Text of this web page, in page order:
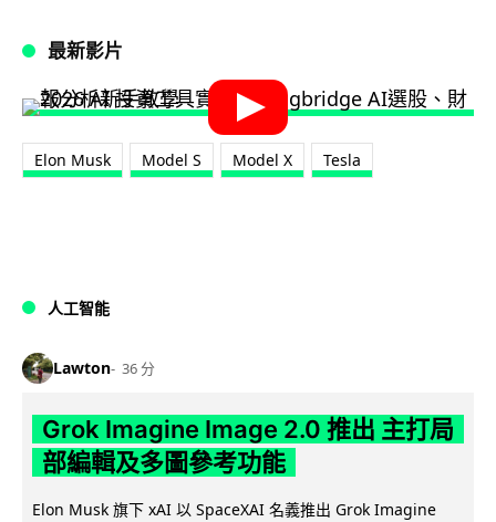
最新影片
Elon Musk Model S Model X Tesla
人工智能
Lawton 36 分
Grok Imagine Image 2.0 推出 主打局
部編輯及多圖參考功能
Elon Musk 旗下 xAI 以 SpaceXAI 名義推出 Grok Imagine